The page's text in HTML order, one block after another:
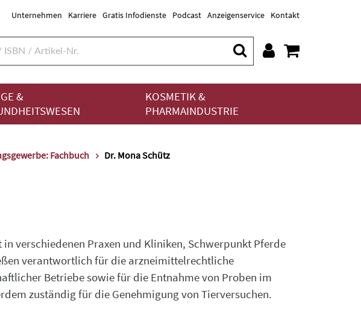
Unternehmen Karriere Gratis Infodienste Podcast Anzeigenservice Kontakt
&
KOSMETIK &
PHARMAINDUSTRIE
Fachbuch Dr. Mona Schütz
verschiedenen Praxen und Kliniken, Schwerpunkt Pferde
verantwortlich für die arzneimittelrechtliche
Betriebe sowie für die Entnahme von Proben im
zuständig für die Genehmigung von Tierversuchen.